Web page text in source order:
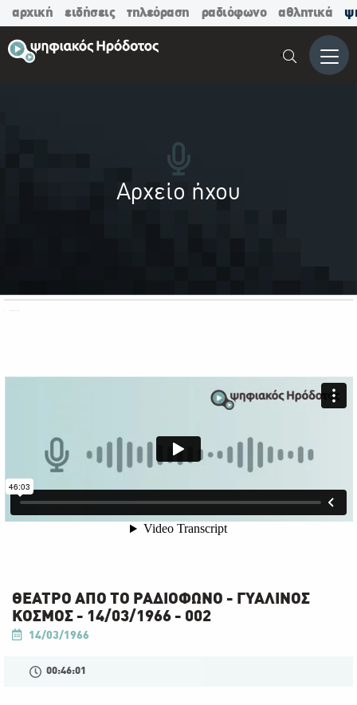
αρχική ειδήσεις τηλεόραση ραδιόφωνο αθλητικά
Μενού
Αρχείο ήχου
ΘΕΑΤΡΟ ΑΠΟ ΤΟ ΡΑΔΙΟΦΩΝΟ - ΓΥΑΛΙΝΟΣ
ΚΟΣΜΟΣ - 14/03/1966 - 002
14/03/1966
00:46:01